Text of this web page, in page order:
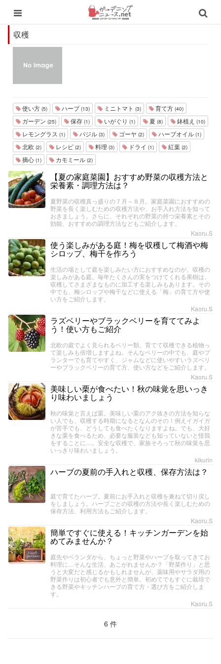
収穫
使い方 (5) ハーブ (13) ミニトマト (3) 育て方 (40)
ガーデン (25) 保存 (1) いがぐり (1) 夏 (8) 鉢植え (10)
レモングラス (1) バジル (3) ゴーヤ (2) ハーブオイル (1)
北欧 (2) レシピ (2) 料理 (3) ドライ (1) 紅葉 (2)
摘心 (1) カモミール (2)
【夏の家庭菜園】おすすめ野菜の収穫方法と
栄養素・調理方法は？
夏野菜の収穫真っ盛りの７月～８月。家庭菜園におすすめの
野菜を長く楽しむための収穫方法や、お手入れ方法を知って
おきましょう。さらに、それぞれの野菜の持つ栄養素とその
効能、おすすめの調理方法などもご紹介します。
Kaoru.S
使う楽しみがある庭！梅を収穫して梅酒や梅
シロップ、梅干を作ろう
生活の場として庭を楽しみたい方におすすめなのが、収穫の
楽しみがある庭。毎年たくさんの実をつけてくれる果樹は、
収穫してさまざまなものに加工する楽しみもあります。その
中でも、梅シロップや梅干などに使える「梅」の育て方や使
い方をご紹介します。
Kaoru.S
ラズベリーやブラックベリーを育ててみよ
う！使い方もご紹介
北欧の庭でよく見られるベリー類。育てて収穫できる植物っ
て楽しみも倍増しますよね。そんなベリーの中でも、庭やプ
ランターでも育てやすく、ジャムなどに使いやすいラズベリ
ーやブラックベリーの育て方、使い方などをご紹介します。
Kaoru.S
美味しい栗が食べたい！秋の味覚を思いっき
り味わいましょう
秋の味覚と言えば栗。美味しい栗のアク抜きの方法を知らな
い人でも、収穫する時期になるとなんのその！例えイガイガ
が苦手でも、どうしても食べたくなりますよね。でも、大好
きな栗を食べるため、必要な服装なども知っていないと怪我
をすることに…。安全な収穫で、家族そろって秋の味覚を思
いっきり味わいましょう。
kikurin
ハーブの夏前の手入れと収穫、保存方法は？
庭で育てたハーブ。夏前にお手入れと収穫を兼ねて切り戻し
をしましょう。ハーブごとの収穫の方法や長く楽しむための
保存方法、利用方法もご紹介します。
Kaoru.S
簡単ですぐに使える！キッチンガーデンを始
めてみませんか？
庭先やベランダから、ちょっと野菜やハーブを取ってきてお
料理に…そんな生活、あこがれませんか？「野菜作り」と思
うと大変だと感じるかもしれませんが、薬味用やサラダ用の
野菜作りは初心者でも意外と簡単。初めてでもすぐに栽培で
きる野菜やキッチンハーブの育て方・選び方をご紹介しま
す。
Kaoru.S
6 件